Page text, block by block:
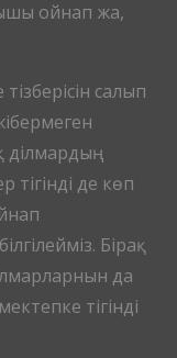
ойнап жа,
салып
ділмардың
тігінді де көп
Бірақ
да
тігінді